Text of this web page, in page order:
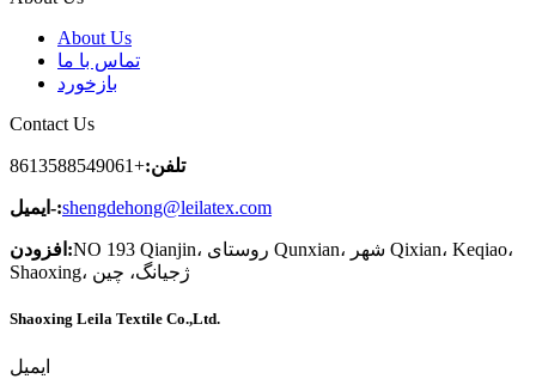
About Us
تماس با ما
بازخورد
Contact Us
تلفن:+8613588549061
ایمیل-:shengdehong@leilatex.com
افزودن:NO 193 Qianjin، روستای Qunxian، شهر Qixian، Keqiao،
Shaoxing، ژجیانگ، چین
Shaoxing Leila Textile Co.,Ltd.
ایمیل